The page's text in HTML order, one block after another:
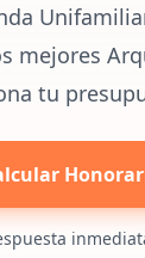
mejores
tu